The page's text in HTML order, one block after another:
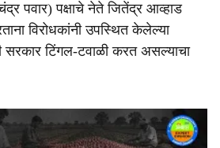
पवार) पक्षाचे नेते जितेंद्र आव्हाड
विरोधकांनी उपस्थित केलेल्या
सरकार टिंगल-टवाळी करत असल्याचा